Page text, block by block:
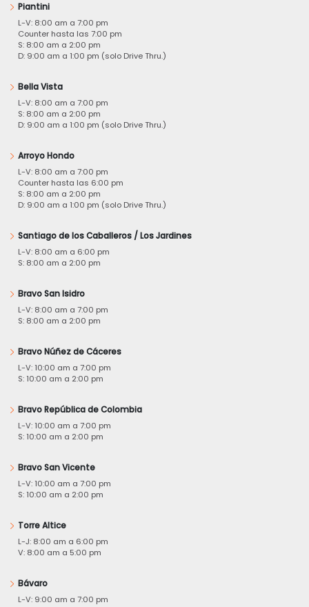
Piantini
L-V: 8:00 am a 7:00 pm
Counter hasta las 7:00 pm
S: 8:00 am a 2:00 pm
D: 9:00 am a 1:00 pm (solo Drive Thru.)
Bella Vista
L-V: 8:00 am a 7:00 pm
S: 8:00 am a 2:00 pm
D: 9:00 am a 1:00 pm (solo Drive Thru.)
Arroyo Hondo
L-V: 8:00 am a 7:00 pm
Counter hasta las 6:00 pm
S: 8:00 am a 2:00 pm
D: 9:00 am a 1:00 pm (solo Drive Thru.)
Santiago de los Caballeros / Los Jardines
L-V: 8:00 am a 6:00 pm
S: 8:00 am a 2:00 pm
Bravo San Isidro
L-V: 8:00 am a 7:00 pm
S: 8:00 am a 2:00 pm
Bravo Núñez de Cáceres
L-V: 10:00 am a 7:00 pm
S: 10:00 am a 2:00 pm
Bravo República de Colombia
L-V: 10:00 am a 7:00 pm
S: 10:00 am a 2:00 pm
Bravo San Vicente
L-V: 10:00 am a 7:00 pm
S: 10:00 am a 2:00 pm
Torre Altice
L-J: 8:00 am a 6:00 pm
V: 8:00 am a 5:00 pm
Bávaro
L-V: 9:00 am a 7:00 pm